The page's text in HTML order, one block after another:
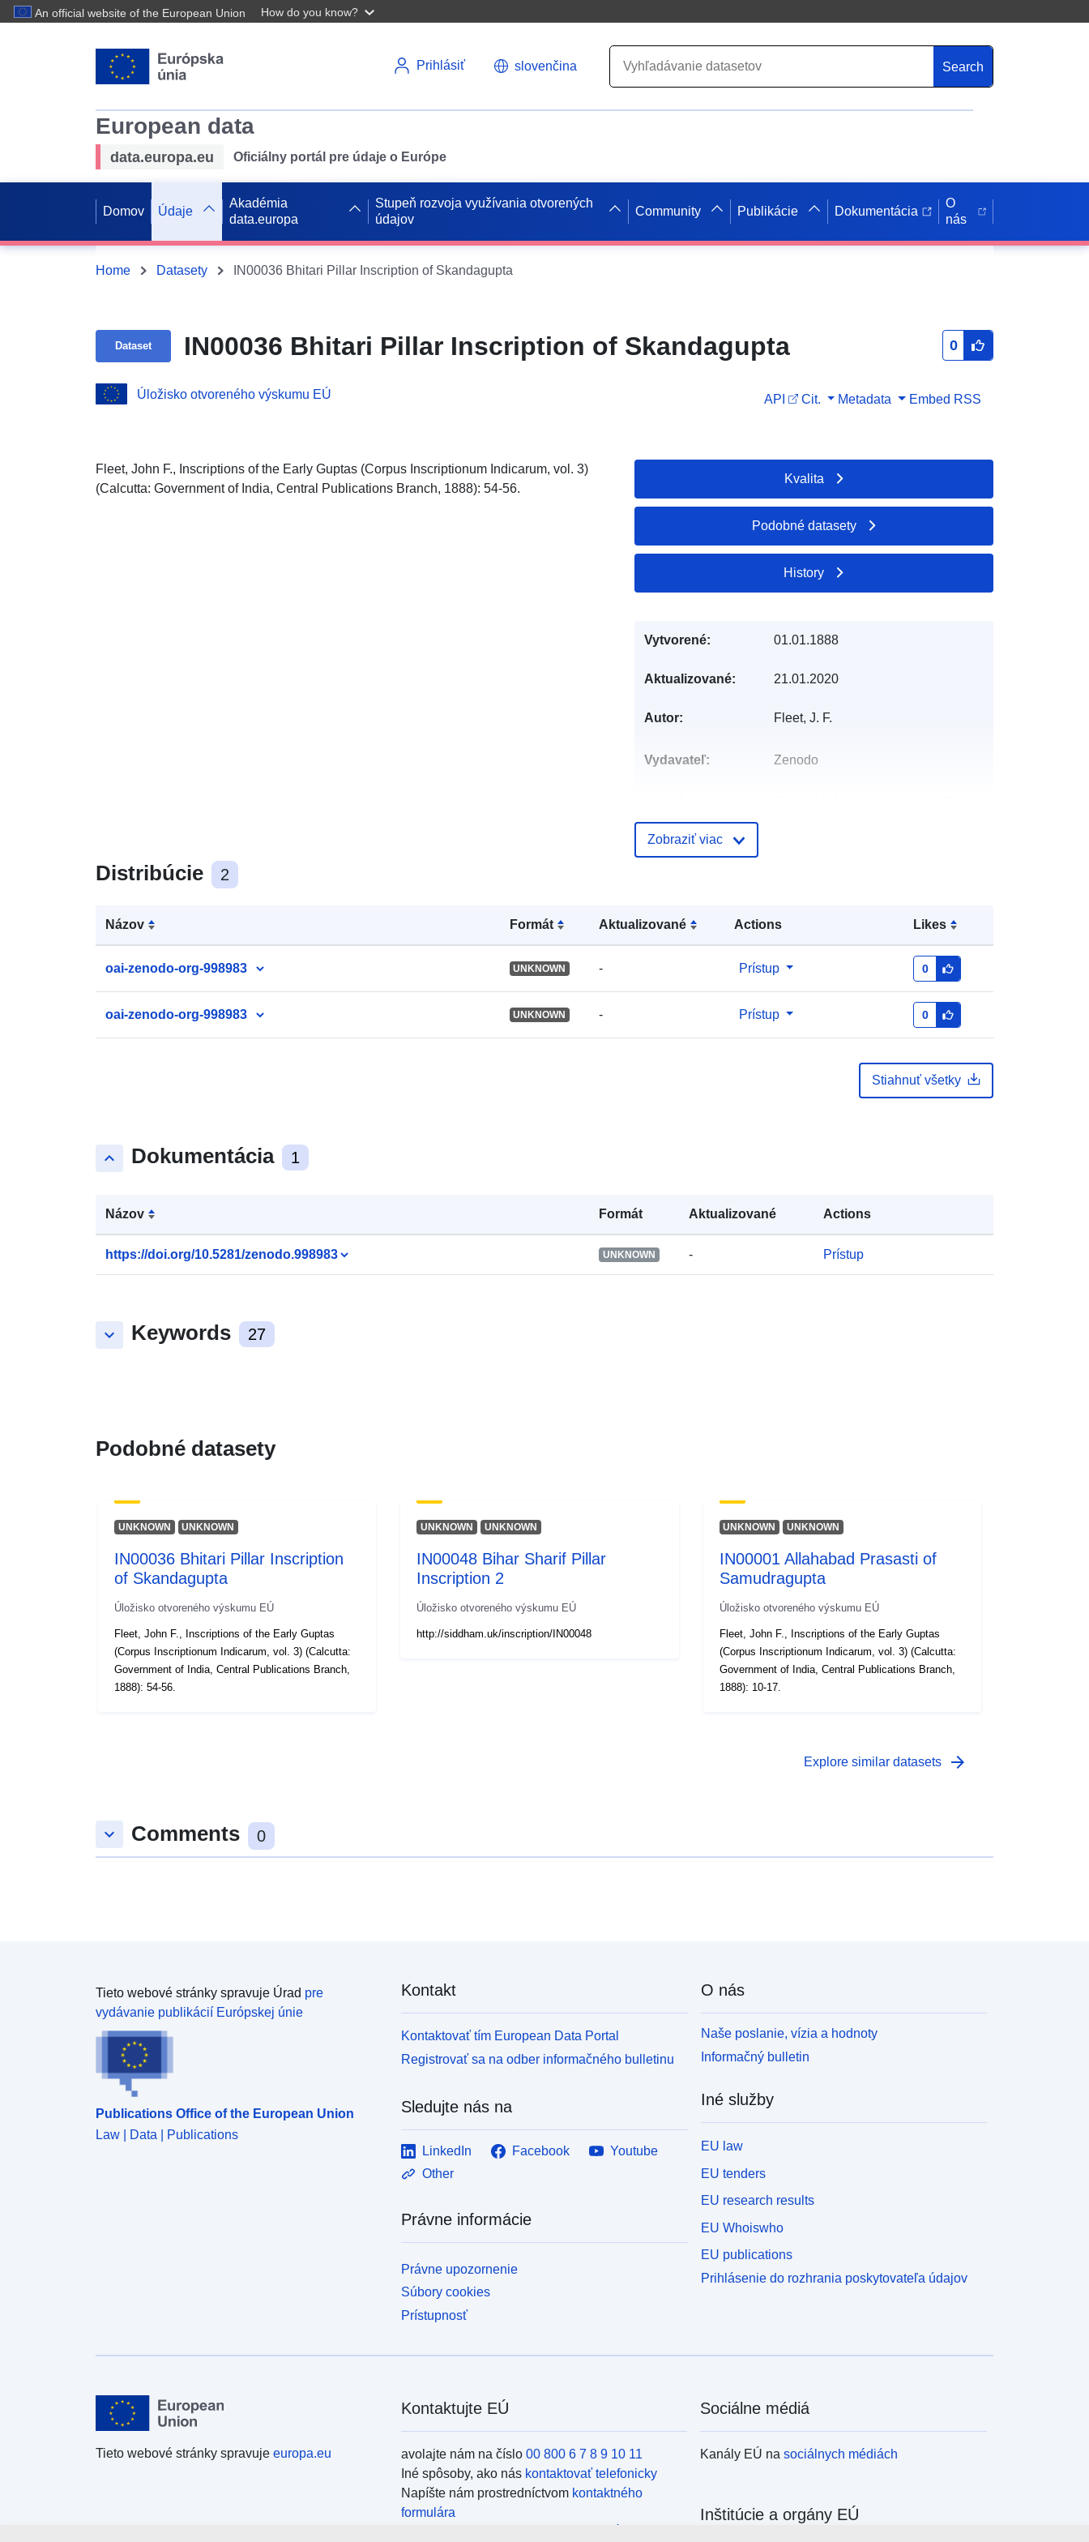
An official website of the European Union How do you know?
Prihlásiť slovenčina Search
European data
data.europa.eu Oficiálny portál pre údaje o Európe
Domov Údaje
Akadémia
data.europa
Stupeň rozvoja využívania otvorených
údajov
Community Publikácie Dokumentácia
O
nás
Home Datasety IN00036 Bhitari Pillar Inscription of Skandagupta
Dataset IN00036 Bhitari Pillar Inscription of Skandagupta 0
Úložisko otvoreného výskumu EÚ API Cit. Metadata Embed RSS
Fleet, John F., Inscriptions of the Early Guptas (Corpus Inscriptionum Indicarum, vol. 3)
(Calcutta: Government of India, Central Publications Branch, 1888): 54-56.
Distribúcie 2
Názov Formát Aktualizované Actions Likes
oai-zenodo-org-998983 UNKNOWN - Prístup 0
oai-zenodo-org-998983 UNKNOWN - Prístup 0
Stiahnuť všetky
keyboard_arrow_up Dokumentácia 1
Názov Formát Aktualizované Actions
https://doi.org/10.5281/zenodo.998983 UNKNOWN - Prístup
keyboard_arrow_down Keywords 27
Kvalita
Podobné datasety
History
Vytvorené: 01.01.1888
Aktualizované: 21.01.2020
Autor: Fleet, J. F.
Vydavateľ: Zenodo
záznam:
Ďalšie
http://data.europa.eu/88u/dataset/oai
-zenodo-org-998983
Zobraziť viac
Podobné datasety
UNKNOWN UNKNOWN
IN00036 Bhitari Pillar Inscription
of Skandagupta
Úložisko otvoreného výskumu EÚ
Fleet, John F., Inscriptions of the Early Guptas
(Corpus Inscriptionum Indicarum, vol. 3) (Calcutta:
Government of India, Central Publications Branch,
1888): 54-56.
UNKNOWN UNKNOWN
IN00048 Bihar Sharif Pillar
Inscription 2
Úložisko otvoreného výskumu EÚ
http://siddham.uk/inscription/IN00048
UNKNOWN UNKNOWN
IN00001 Allahabad Prasasti of
Samudragupta
Úložisko otvoreného výskumu EÚ
Fleet, John F., Inscriptions of the Early Guptas
(Corpus Inscriptionum Indicarum, vol. 3) (Calcutta:
Government of India, Central Publications Branch,
1888): 10-17.
Explore similar datasets arrow_forward
keyboard_arrow_down Comments 0
Tieto webové stránky spravuje Úrad pre
vydávanie publikácií Európskej únie
Publications Office of the European Union
Law | Data | Publications
Kontakt
Kontaktovať tím European Data Portal
Registrovať sa na odber informačného bulletinu
Sledujte nás na
LinkedIn Facebook
Youtube
Other
Právne informácie
Právne upozornenie
Súbory cookies
Prístupnosť
O nás
Naše poslanie, vízia a hodnoty
Informačný bulletin
Iné služby
EU law
EU tenders
EU research results
EU Whoiswho
EU publications
Prihlásenie do rozhrania poskytovateľa údajov
Tieto webové stránky spravuje europa.eu
Kontaktujte EÚ
avolajte nám na číslo 00 800 6 7 8 9 10 11
Iné spôsoby, ako nás kontaktovať telefonicky
Napíšte nám prostredníctvom kontaktného
formulára
Sociálne médiá
Kanály EÚ nasociálnych médiách
Inštitúcie a orgány EÚ